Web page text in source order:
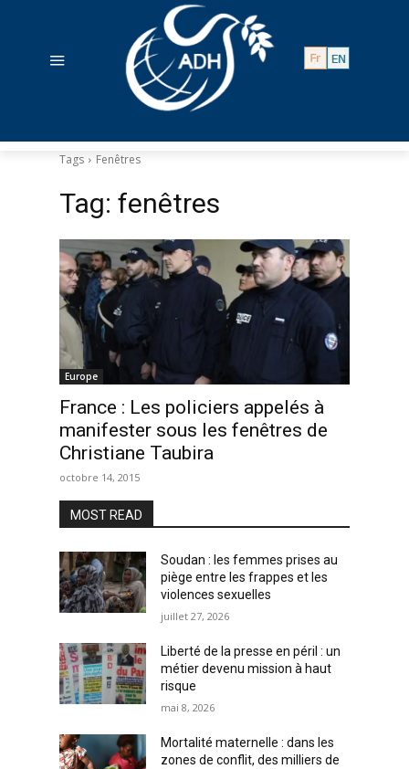
Tags Fenêtres
Tag: fenêtres
Europe
France : Les policiers appelés à
manifester sous les fenêtres de
Christiane Taubira
octobre 14, 2015
MOST READ
Soudan : les femmes prises au
piège entre les frappes et les
violences sexuelles
juillet 27, 2026
Liberté de la presse en péril : un
métier devenu mission à haut
risque
mai 8, 2026
Mortalité maternelle : dans les
zones de conflit, des milliers de